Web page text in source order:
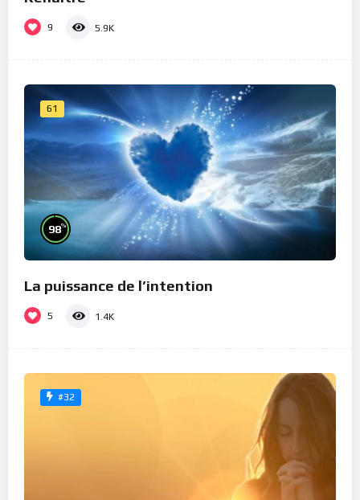
9 5.9K
61
98%
La puissance de l’intention
5 1.4K
#32